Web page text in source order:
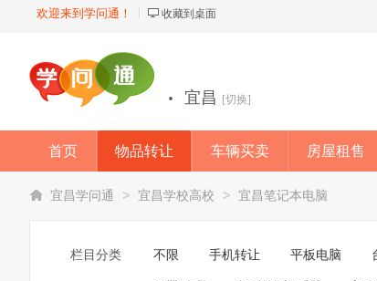
欢迎来到学问通！ 收藏到桌面
· 宜昌 [切换]
首页 物品转让 车辆买卖 房屋租售
店铺
宜昌学问通 > 宜昌学校高校 > 宜昌笔记本电脑
栏目分类 不限 手机转让 平板电脑